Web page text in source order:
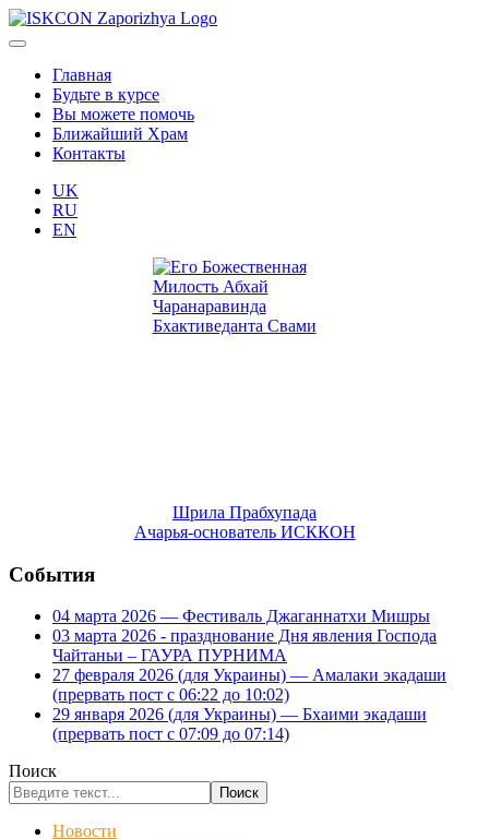
Главная
Будьте в курсе
Вы можете помочь
Ближайший Храм
Контакты
UK
RU
EN
Шрила Прабхупада
Ачарья-основатель ИСККОН
События
04 марта 2026 — Фестиваль Джаганнатхи Мишры
03 марта 2026 - празднование Дня явления Господа
Чайтаньи – ГАУРА ПУРНИМА
27 февраля 2026 (для Украины) — Амалаки экадаши
(прервать пост с 06:22 до 10:02)
29 января 2026 (для Украины) — Бхаими экадаши
(прервать пост с 07:09 до 07:14)
Поиск
Поиск
Новости